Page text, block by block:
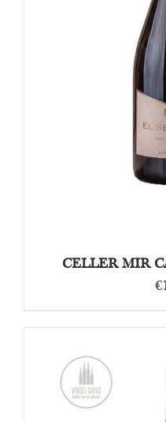
TOEVOEGEN AAN
CELLER MIR
€